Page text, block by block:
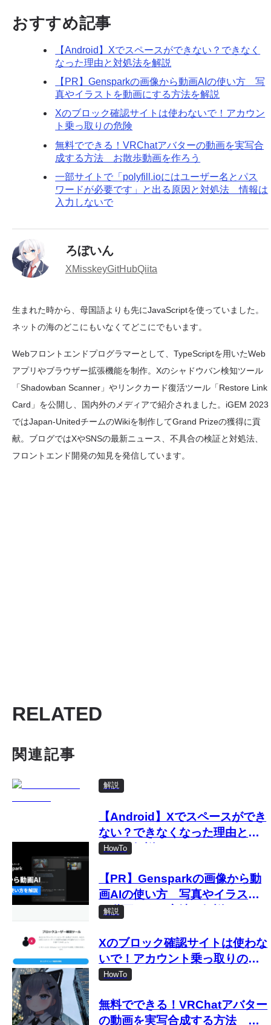
おすすめ記事
【Android】Xでスペースができない？できなく
なった理由と対処法を解説
【PR】Gensparkの画像から動画AIの使い方 写
真やイラストを動画にする方法を解説
Xのブロック確認サイトは使わないで！アカウン
ト乗っ取りの危険
無料でできる！VRChatアバターの動画を実写合
成する方法 お散歩動画を作ろう
一部サイトで「polyfill.ioにはユーザー名とパス
ワードが必要です」と出る原因と対処法 情報は
入力しないで
ろぼいん
XMisskeyGitHubQiita
生まれた時から、母国語よりも先にJavaScriptを使っていました。
ネットの海のどこにもいなくてどこにでもいます。
Webフロントエンドプログラマーとして、TypeScriptを用いたWeb
アプリやブラウザー拡張機能を制作。Xのシャドウバン検知ツール
「Shadowban Scanner」やリンクカード復活ツール「Restore Link
Card」を公開し、国内外のメディアで紹介されました。iGEM 2023
ではJapan-UnitedチームのWikiを制作してGrand Prizeの獲得に貢
献。ブログではXやSNSの最新ニュース、不具合の検証と対処法、
フロントエンド開発の知見を発信しています。
RELATED
関連記事
解説
【Android】Xでスペースができ
ない？できなくなった理由と対
処法を解説
HowTo
【PR】Gensparkの画像から動
画AIの使い方 写真やイラスト
を動画にする方法を解説
解説
Xのブロック確認サイトは使わな
いで！アカウント乗っ取りの危
険
HowTo
無料でできる！VRChatアバター
の動画を実写合成する方法 お